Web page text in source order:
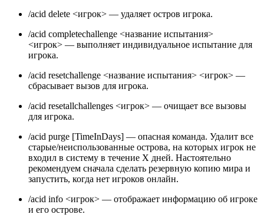
/acid delete <игрок> — удаляет остров игрока.
/acid completechallenge <название испытания>
<игрок> — выполняет индивидуальное испытание для
игрока.
/acid resetchallenge <название испытания> <игрок> —
сбрасывает вызов для игрока.
/acid resetallchallenges <игрок> — очищает все вызовы
для игрока.
/acid purge [TimeInDays] — опасная команда. Удалит все
старые/неиспользованные острова, на которых игрок не
входил в систему в течение X дней. Настоятельно
рекомендуем сначала сделать резервную копию мира и
запустить, когда нет игроков онлайн.
/acid info <игрок> — отображает информацию об игроке
и его острове.